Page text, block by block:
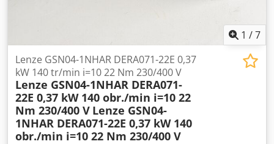
tr/min Couple : 22,6 Nm Djdpfsznclcox Afiekr Rapport de
transmission : i = 10 Indice de protection : IP55 Classe
d'isolation : F Type de fonctionnement : S1 État : 100 %
fonctionnel – testé. Traces d'usure normales visibles sur le
boîtier. Vendu exactement dans l'état présenté sur les
photos.
1 /7
Lenze GSN04-1NHAR DERA071-22E 0,37
kW 140 tr/min i=10 22 Nm 230/400 V
Lenze GSN04-1NHAR DERA071-
22E 0,37 kW 140 obr./min i=10 22
Nm 230/400 V Lenze GSN04-
1NHAR DERA071-22E 0,37 kW 140
obr./min i=10 22 Nm 230/400 V